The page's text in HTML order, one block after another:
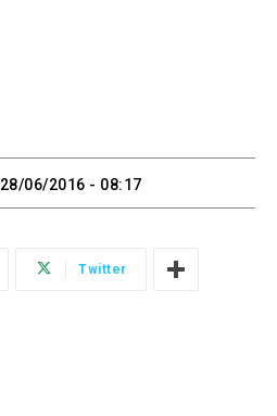
28/06/2016 - 08:17
Twitter